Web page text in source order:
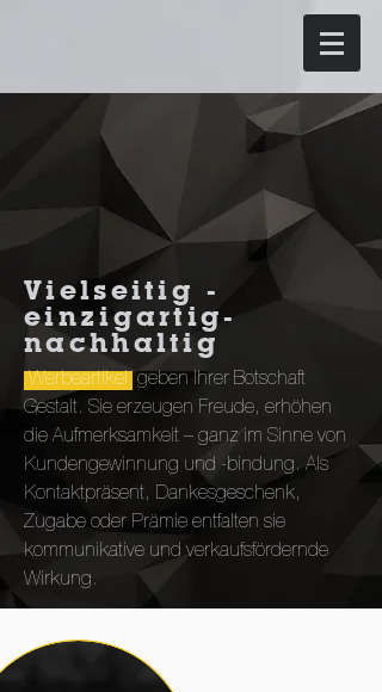
Vielseitig -
einzigartig-
nachhaltig
Werbeartikel geben Ihrer Botschaft
Gestalt. Sie erzeugen Freude, erhöhen
die Aufmerksamkeit – ganz im Sinne von
Kundengewinnung und -bindung. Als
Kontaktpräsent, Dankesgeschenk,
Zugabe oder Prämie entfalten sie
kommunikative und verkaufsfördernde
Wirkung.